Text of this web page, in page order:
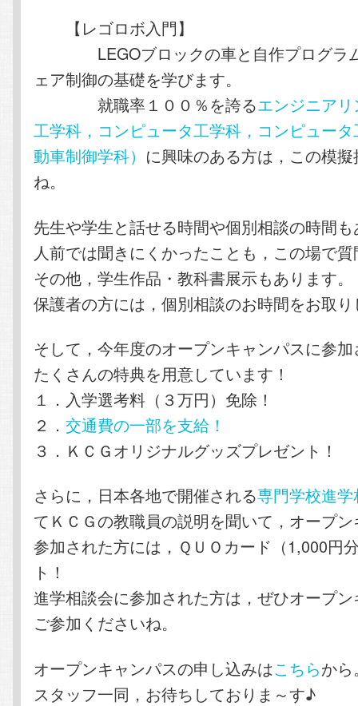
【レゴロボ入門】
LEGOブロックの車と自作プログラム
ェア制御の基礎を学びます。
就職率１００％を誇るエンジニア
工学科，コンピュータ工学科，コンピュー
動車制御学科） に興味のある方は，この模
ね。
先生や学生と話せる時間や個別相談の時間
人前では聞きにくかったことも，この場で
その他，学生作品・教科書展示もあります。
保護者の方には，個別相談のお時間をお取
そして，今年度のオープンキャンパスに参
たくさんの特典を用意しています！
１．入学選考料（３万円）免除！
２．交通費の一部を支給！
３．ＫＣＧオリジナルグッズプレゼント！
さらに，日本各地で開催される専門学校進
てＫＣＧの教職員の説明を聞いて，オープ
参加された方には，ＱＵＯカード（1,000円
ト！
進学相談会に参加された方は，ぜひオープ
ご参加くださいね。
オープンキャンパスの申し込みはこちらから
スタッフ一同，お待ちしておりま～す♪